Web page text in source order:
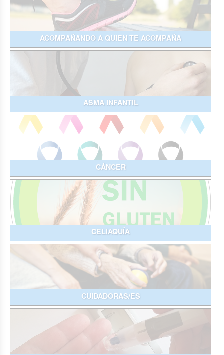
ACOMPAÑANDO A QUIEN TE ACOMPAÑA
ASMA INFANTIL
CÁNCER
CELIAQUÍA
CUIDADORAS/ES